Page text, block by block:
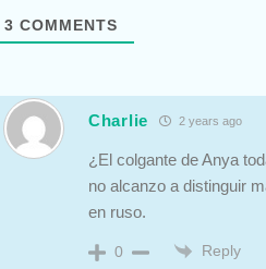
3 COMMENTS
Charlie 2 years ago
¿El colgante de Anya
no alcanzo a distinguir
en ruso.
0 Reply